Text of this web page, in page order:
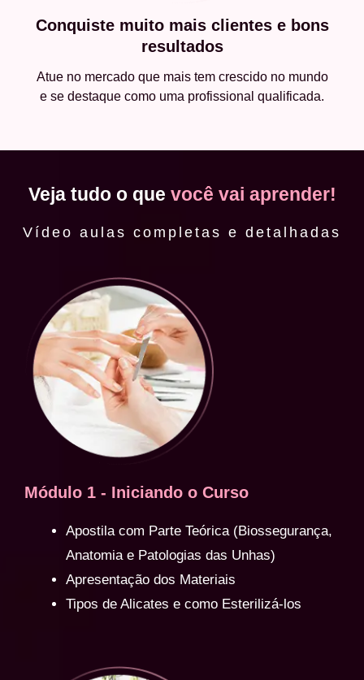
Conquiste muito mais clientes e bons
resultados
Atue no mercado que mais tem crescido no mundo
e se destaque como uma profissional qualificada.
Veja tudo o que você vai aprender!
Vídeo aulas completas e detalhadas
Módulo 1 - Iniciando o Curso
Apostila com Parte Teórica (Biossegurança,
Anatomia e Patologias das Unhas)
Apresentação dos Materiais
Tipos de Alicates e como Esterilizá-los